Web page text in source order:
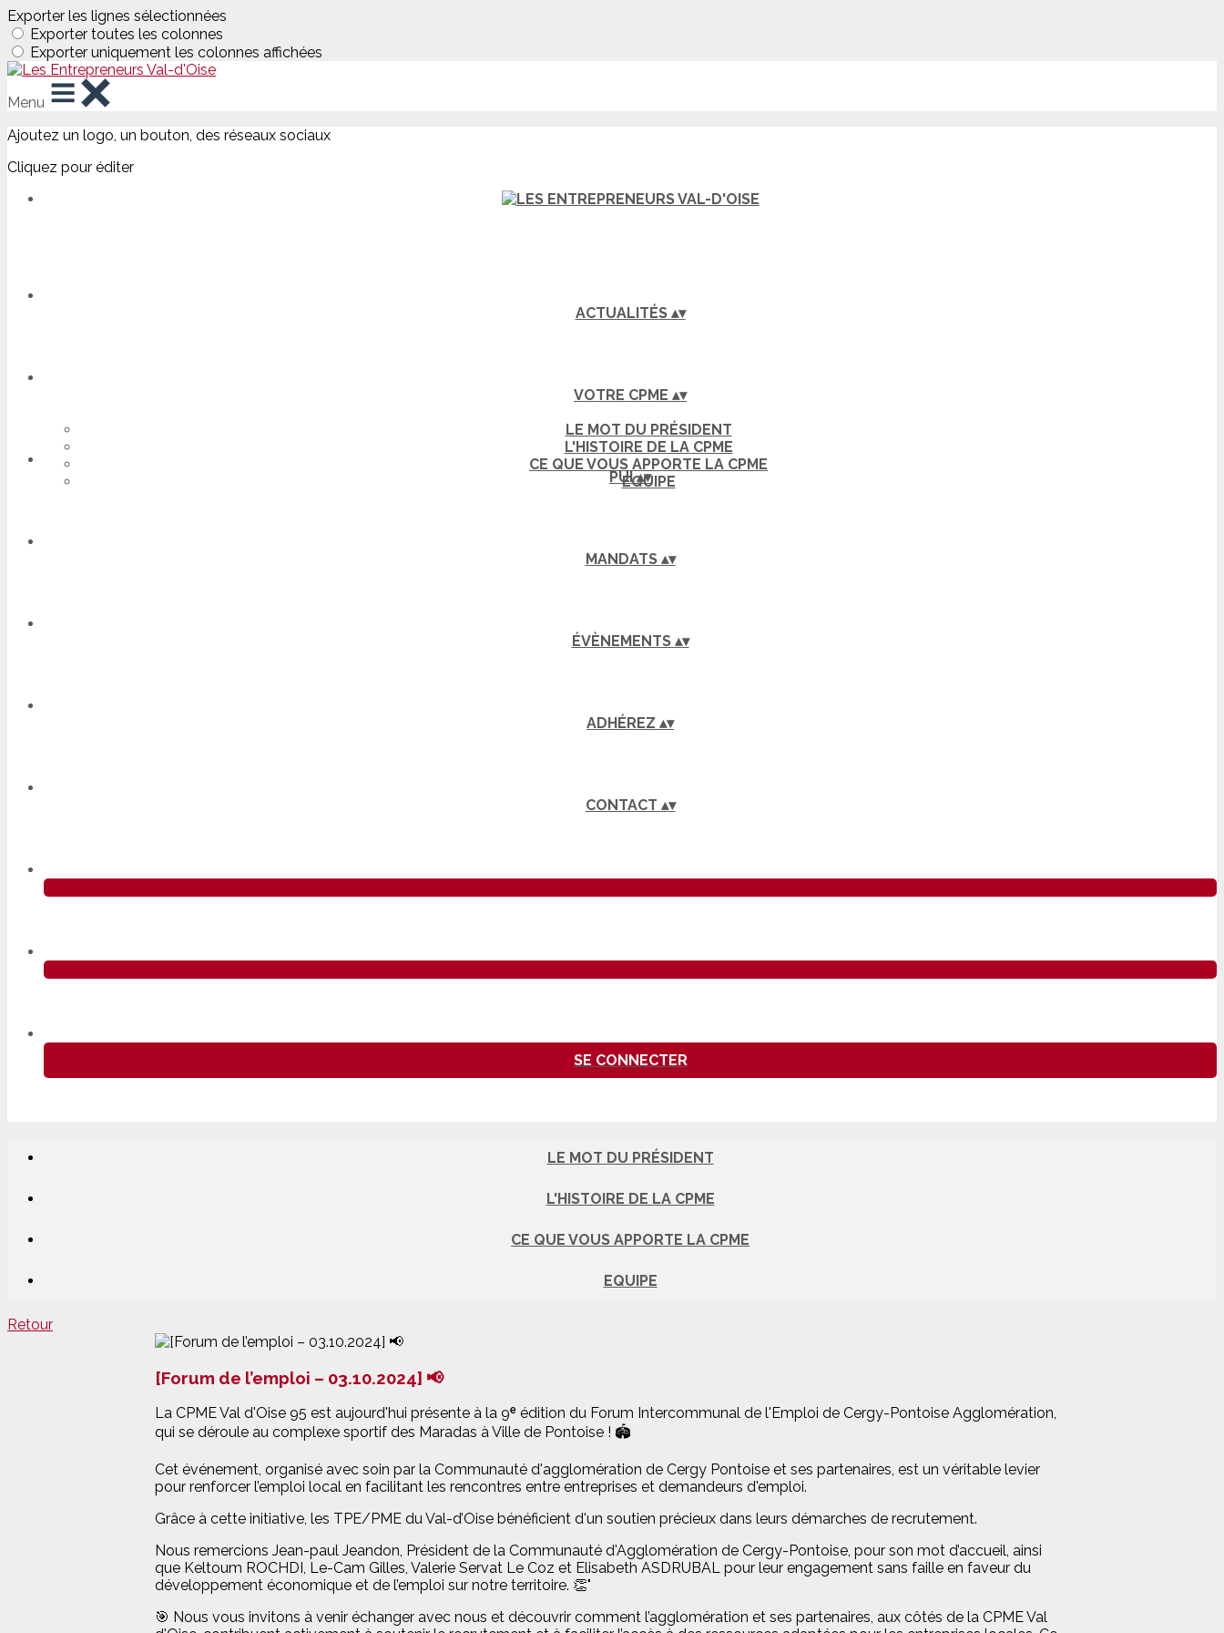
Exporter les lignes sélectionnées
Exporter toutes les colonnes
Exporter uniquement les colonnes affichées
Menu
Ajoutez un logo, un bouton, des réseaux sociaux
Cliquez pour éditer
ACTUALITÉS ▴▾
VOTRE CPME ▴▾
LE MOT DU PRÉSIDENT
L'HISTOIRE DE LA CPME
CE QUE VOUS APPORTE LA CPME
EQUIPE
PUI▴▾
MANDATS ▴▾
ÉVÈNEMENTS ▴▾
ADHÉREZ ▴▾
CONTACT ▴▾
SE CONNECTER
LE MOT DU PRÉSIDENT
L'HISTOIRE DE LA CPME
CE QUE VOUS APPORTE LA CPME
EQUIPE
Retour
[Forum de l’emploi – 03.10.2024] 📢
La CPME Val d'Oise 95 est aujourd'hui présente à la 9ᵉ édition du Forum Intercommunal de l'Emploi de Cergy-Pontoise Agglomération,
qui se déroule au complexe sportif des Maradas à Ville de Pontoise ! 🏟
Cet événement, organisé avec soin par la Communauté d'agglomération de Cergy Pontoise et ses partenaires, est un véritable levier
pour renforcer l’emploi local en facilitant les rencontres entre entreprises et demandeurs d'emploi.
Grâce à cette initiative, les TPE/PME du Val-d’Oise bénéficient d'un soutien précieux dans leurs démarches de recrutement.
Nous remercions Jean-paul Jeandon, Président de la Communauté d'Agglomération de Cergy-Pontoise, pour son mot d’accueil, ainsi
que Keltoum ROCHDI, Le-Cam Gilles, Valerie Servat Le Coz et Elisabeth ASDRUBAL pour leur engagement sans faille en faveur du
développement économique et de l’emploi sur notre territoire. 👏"
🎯 Nous vous invitons à venir échanger avec nous et découvrir comment l’agglomération et ses partenaires, aux côtés de la CPME Val